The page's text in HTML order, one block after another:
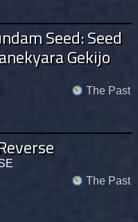
Seed: Seed
Gekijo
The Past
The Past